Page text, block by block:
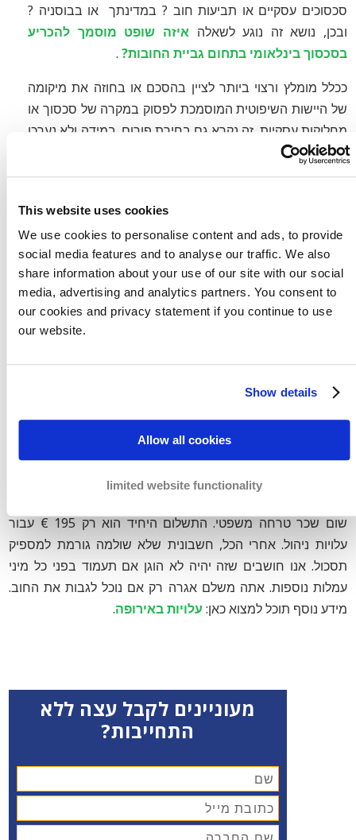
This website uses cookies
We use cookies to personalise content and ads, to provide
social media features and to analyse our traffic. We also
share information about your use of our site with our social
media, advertising and analytics partners. You consent to
our cookies and privacy statement if you continue to use
our website.
Show details
Allow all cookies
limited website functionality
סכסוכים עסקיים או תביעות חוב ? במדינתך או בבוסניה ?
ובכן, נושא זה נוגע לשאלהאיזה שופט מוסמך להכריע
בסכסוך בינלאומי בתחום גביית החובות? .
ככלל מומלץ ורצוי ביותר לציין בהסכם או בחוזה את מיקומה
של היישות השיפוטית המוסמכת לפסוק במקרה של סכסוך או
מחלוקות עסקיות. זה נקרא גם בחירת פורום. במידה ולא נערכו
הסכמים או חוזים? אז הכלל הוא שבמקרה שנתגלו
מחלוקות עסקיות, בית המשפט במדינתו של החייב הינו
עלויות גביית חובות בבוסניה-
תשלום על בסיס הצלחה
אנו עושים את מירב המאמצים להבטיח שהחוב יגבה ושהתשלום
יבוצע על ידי בעל החוב. בשלב החוץ-משפטי אנו עובדים על בסיס
שום שכר טרחה משפטי. התשלום היחיד הוא רק 195 € עבור
עלויות ניהול. אחרי הכל, חשבונית שלא שולמה גורמת למספיק
תסכול. אנו חושבים שזה יהיה לא הוגן אם תעמוד בפני כל מיני
עמלות נוספות. אתה משלם אגרה רק אם נוכל לגבות את החוב.
מידע נוסף תוכל למצוא כאן: עלויות באירופה.
מעוניינים לקבל עצה ללא
התחייבות?